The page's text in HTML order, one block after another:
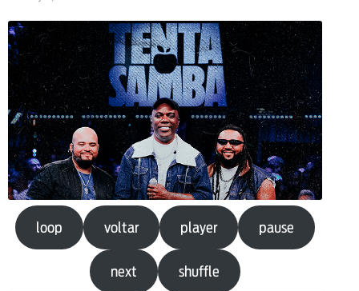
loop voltar player pause
next shuffle